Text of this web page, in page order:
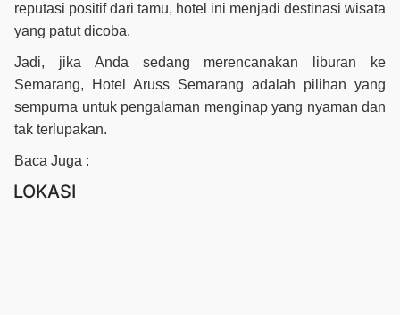
reputasi positif dari tamu, hotel ini menjadi destinasi wisata
yang patut dicoba.
Jadi, jika Anda sedang merencanakan liburan ke
Semarang, Hotel Aruss Semarang adalah pilihan yang
sempurna untuk pengalaman menginap yang nyaman dan
tak terlupakan.
Baca Juga :
LOKASI